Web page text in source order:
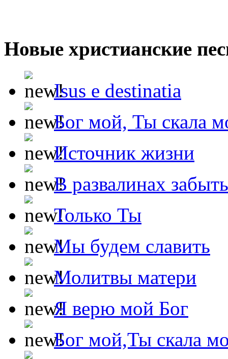
Новые христианские
Isus e destinatia
Бог мой, Ты скала
Источник жизни
В развалинах
Только Ты
Мы будем славить
Молитвы матери
Я верю мой Бог
Бог мой,Ты скала